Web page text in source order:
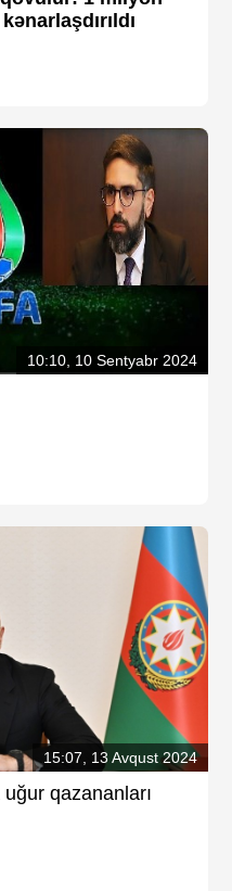
10:10, 10 Sentyabr 2024
15:07, 13 Avqust 2024
qazananları